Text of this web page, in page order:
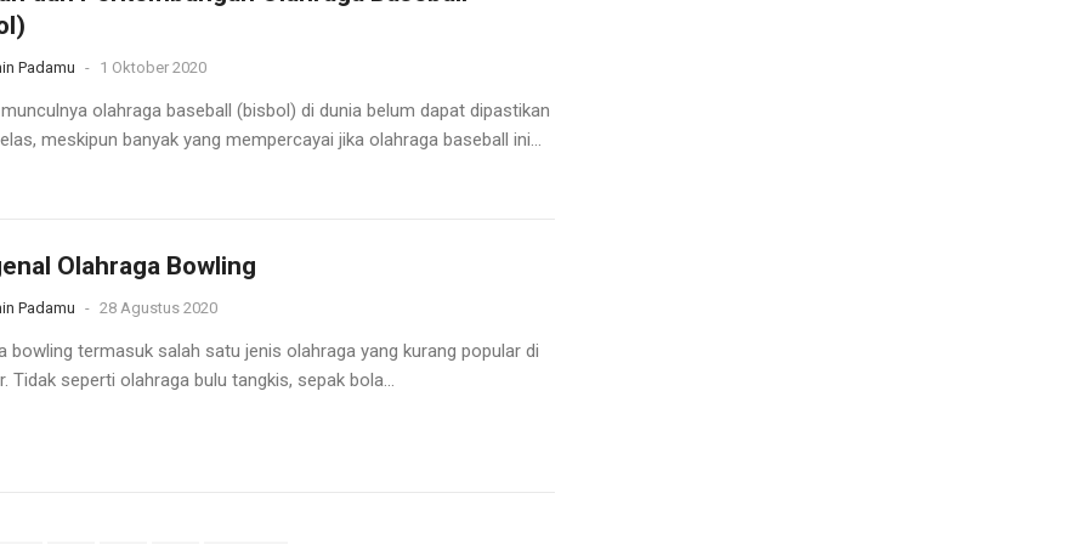
Padamu - 1 Oktober 2020
olahraga baseball (bisbol) di dunia belum dapat dipastikan
meskipun banyak yang mempercayai jika olahraga baseball ini...
Olahraga Bowling
Padamu - 28 Agustus 2020
bowling termasuk salah satu jenis olahraga yang kurang popular di
Tidak seperti olahraga bulu tangkis, sepak bola...